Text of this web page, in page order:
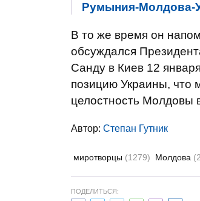
Румыния-Молдова-
В то же время он
обсуждался
Санду в Киев 12
позицию Украины, что
целостность Молдовы
Автор: Степан Гутник
миротворцы (1279) Молдова
ПОДЕЛИТЬСЯ: